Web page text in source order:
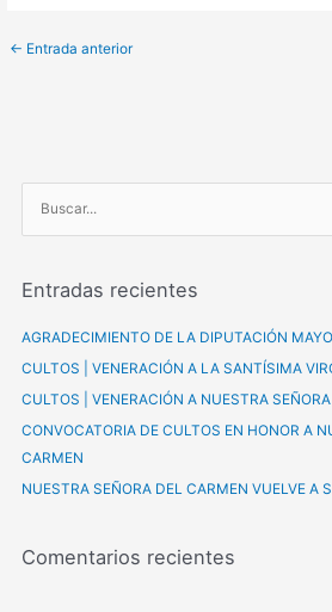
← Entrada anterior
u
c
p
o
r
:
Entradas recientes
AGRADECIMIENTO DE LA DIPUTACIÓN
CULTOS | VENERACIÓN A LA SANTÍSIMA
CULTOS | VENERACIÓN A NUESTRA
CONVOCATORIA DE CULTOS EN HONOR A
CARMEN
NUESTRA SEÑORA DEL CARMEN VUELVE A
Comentarios recientes